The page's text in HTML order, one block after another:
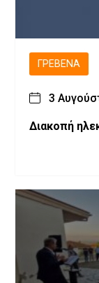
ΓΡΕΒΕΝΆ
3
Διακοπή